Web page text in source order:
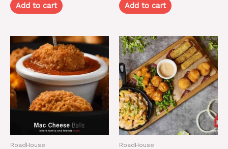
Add to cart Add to cart
RoadHouse RoadHouse